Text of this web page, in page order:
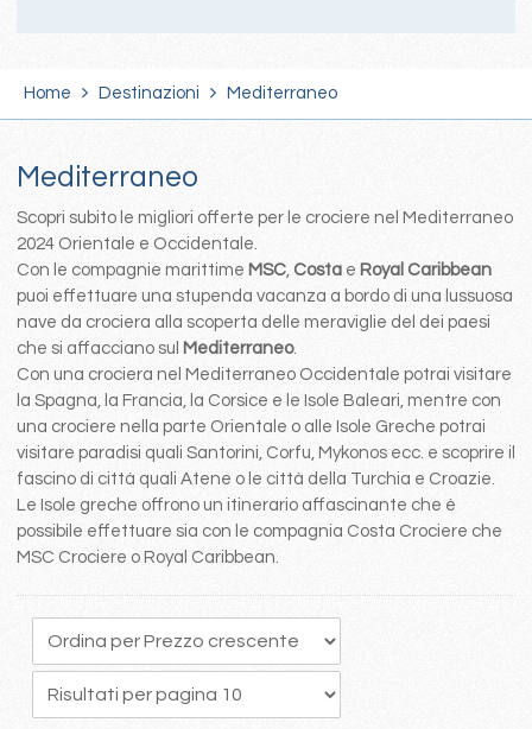
Home Destinazioni Mediterraneo
Mediterraneo
Scopri subito le migliori offerte per le crociere nel Mediterraneo
2024 Orientale e Occidentale.
Con le compagnie marittime MSC, Costa e Royal Caribbean
puoi effettuare una stupenda vacanza a bordo di una lussuosa
nave da crociera alla scoperta delle meraviglie del dei paesi
che si affacciano sul Mediterraneo.
Con una crociera nel Mediterraneo Occidentale potrai visitare
la Spagna, la Francia, la Corsice e le Isole Baleari, mentre con
una crociere nella parte Orientale o alle Isole Greche potrai
visitare paradisi quali Santorini, Corfu, Mykonos ecc. e scoprire il
fascino di città quali Atene o le città della Turchia e Croazie.
Le Isole greche offrono un itinerario affascinante che è
possibile effettuare sia con le compagnia Costa Crociere che
MSC Crociere o Royal Caribbean.